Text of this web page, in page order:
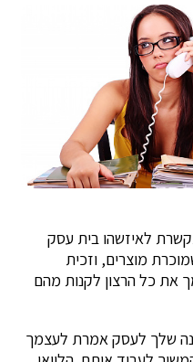
לאיזשהו בית עסק
מוצרים, וזכית
את כל הרצון לקנות מהם
שלך לעסק אמרת לעצמך